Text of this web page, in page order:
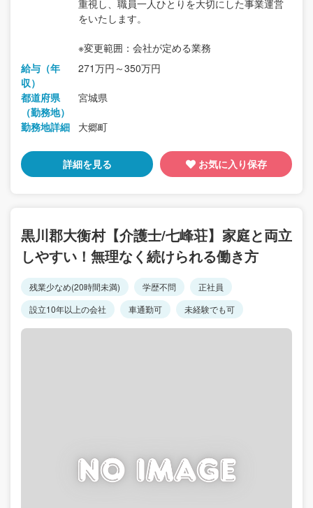
重視し、職員一人ひとりを大切にした事業運営
をいたします。
※変更範囲：会社が定める業務
給与（年
収）
271万円～350万円
都道府県
（勤務地）
宮城県
勤務地詳細 大郷町
詳細を見る お気に入り保存
黒川郡大衡村【介護士/七峰荘】家庭と両立
しやすい！無理なく続けられる働き方
残業少なめ(20時間未満) 学歴不問
正社員
設立10年以上の会社
車通勤可 未経験でも可